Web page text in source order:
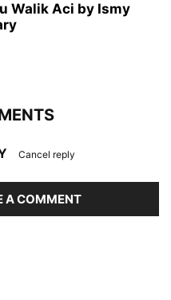
Walik Aci by Ismy
Cancel reply
A COMMENT